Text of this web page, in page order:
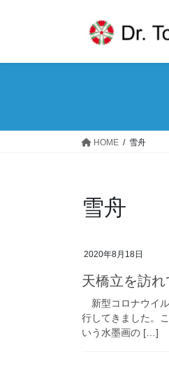
HOME 雪舟
雪舟
2020年8月18日
天橋立を訪れ
新型コロナウイ
行してきました。
いう水墨画の […]